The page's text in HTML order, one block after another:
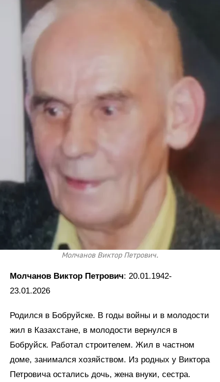
Молчанов Виктор Петрович.
Молчанов Виктор Петрович: 20.01.1942-
23.01.2026
Родился в Бобруйске. В годы войны и в молодости
жил в Казахстане, в молодости вернулся в
Бобруйск. Работал строителем. Жил в частном
доме, занимался хозяйством. Из родных у Виктора
Петровича остались дочь, жена внуки, сестра.